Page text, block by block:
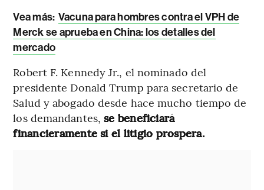
Vea más: Vacuna para hombres contra el VPH de
Merck se aprueba en China: los detalles del
mercado
Robert F. Kennedy Jr., el nominado del
presidente Donald Trump para secretario de
Salud y abogado desde hace mucho tiempo de
los demandantes,se beneficiará
financieramente si el litigio prospera.